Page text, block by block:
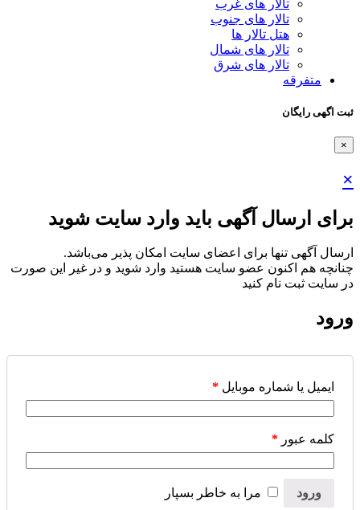
تالار های غرب
تالار های جنوب
هتل تالار ها
تالار های شمال
تالار های شرق
متفرقه
ثبت اگهی رایگان
×
×
برای ارسال آگهی باید وارد سایت شوید
ارسال آگهی تنها برای اعضای سایت امکان پذیر می‌باشد.
چنانچه هم‌ اکنون عضو سایت هستید وارد شوید و در غیر این صورت
در سایت ثبت نام کنید
ورود
ایمیل یا شماره موبایل *
کلمه عبور *
ورود مرا به خاطر بسپار